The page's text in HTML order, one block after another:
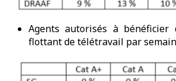
Agents autorisés à
flottant de télétravail par